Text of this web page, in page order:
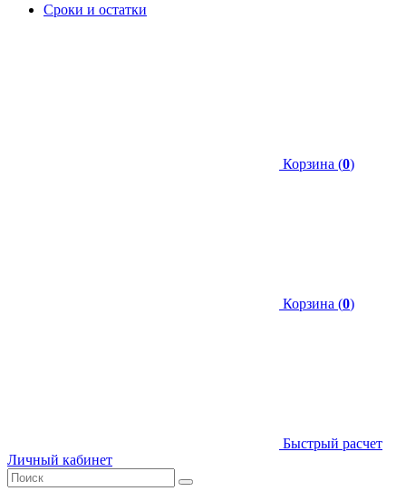
Сроки и остатки
Корзина (0)
Корзина (0)
Быстрый расчет
Личный кабинет